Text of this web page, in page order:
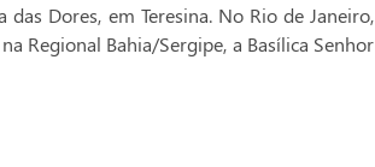
Dores, em Teresina. No Rio de Janeiro,
Regional Bahia/Sergipe, a Basílica Senhor